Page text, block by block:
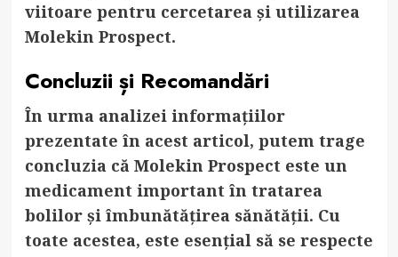
viitoare pentru cercetarea și utilizarea
Molekin Prospect.
Concluzii și Recomandări
În urma analizei informațiilor
prezentate în acest articol, putem trage
concluzia că Molekin Prospect este un
medicament important în tratarea
bolilor și îmbunătățirea sănătății. Cu
toate acestea, este esențial să se respecte